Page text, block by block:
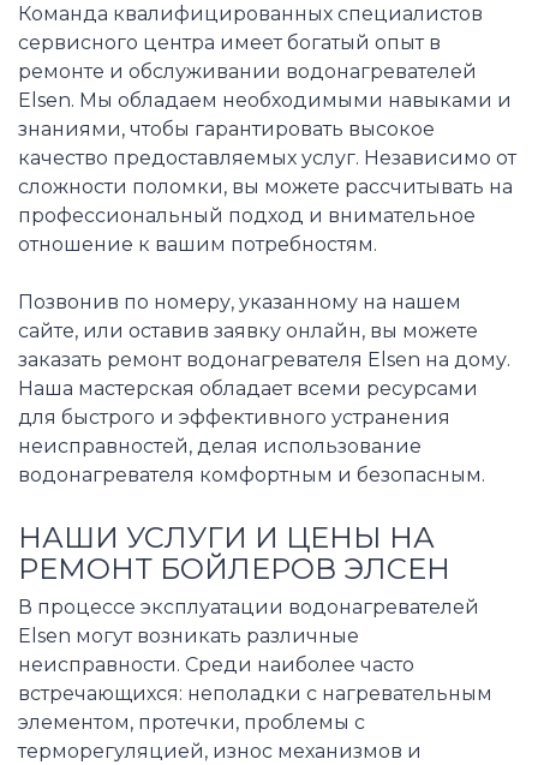
Команда квалифицированных специалистов
сервисного центра имеет богатый опыт в
ремонте и обслуживании водонагревателей
Elsen. Мы обладаем необходимыми навыками и
знаниями, чтобы гарантировать высокое
качество предоставляемых услуг. Независимо от
сложности поломки, вы можете рассчитывать на
профессиональный подход и внимательное
отношение к вашим потребностям.
Позвонив по номеру, указанному на нашем
сайте, или оставив заявку онлайн, вы можете
заказать ремонт водонагревателя Elsen на дому.
Наша мастерская обладает всеми ресурсами
для быстрого и эффективного устранения
неисправностей, делая использование
водонагревателя комфортным и безопасным.
НАШИ УСЛУГИ И ЦЕНЫ НА
РЕМОНТ БОЙЛЕРОВ ЭЛСЕН
В процессе эксплуатации водонагревателей
Elsen могут возникать различные
неисправности. Среди наиболее часто
встречающихся: неполадки с нагревательным
элементом, протечки, проблемы с
терморегуляцией, износ механизмов и